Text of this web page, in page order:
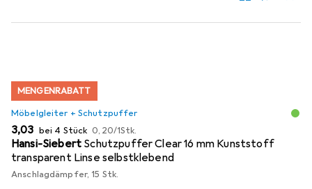
MENGENRABATT
Möbelgleiter + Schutzpuffer
EUR
3,03 bei 4 Stück EUR
0,20/1Stk.
Hansi-Siebert Schutzpuffer Clear 16 mm Kunststoff
transparent Linse selbstklebend
Anschlagdämpfer, 15 Stk.